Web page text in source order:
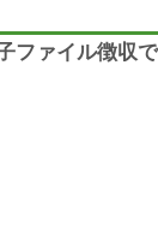
ファイル徴収